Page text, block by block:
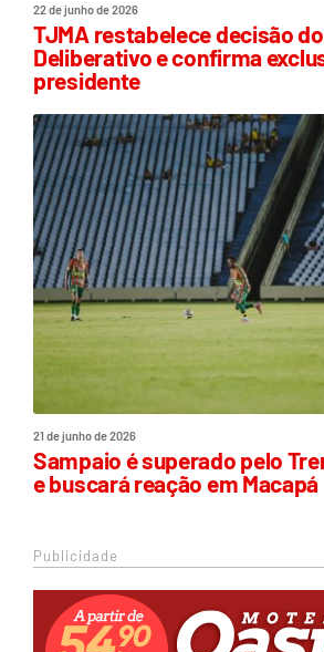
22 de junho de 2026
TJMA restabelece decisão
Deliberativo e confirma
presidente
21 de junho de 2026
Sampaio é superado pelo
e buscará reação em Macapá
Publicidade